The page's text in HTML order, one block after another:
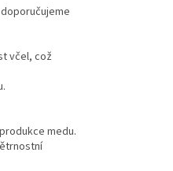
včel, což
medu.